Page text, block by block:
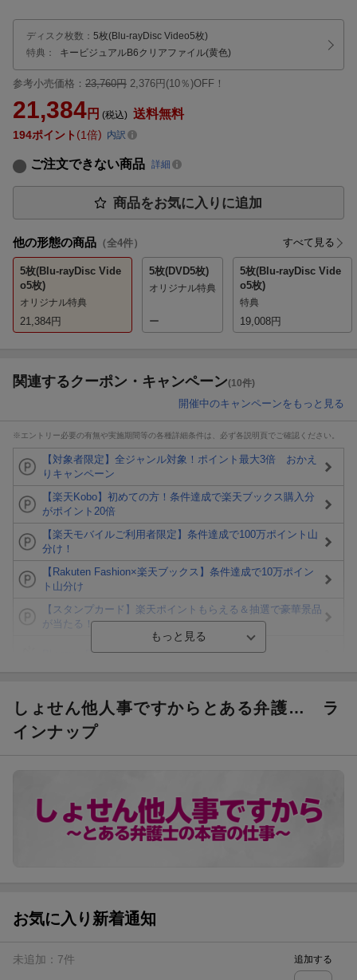
ディスク枚数 ： 5枚(Blu-rayDisc Video5枚)
特典：
キービジュアルB6クリアファイル(黄色)
参考小売価格： 23,760円 2,376円(10％)OFF！
21,384円 (税込) 送料無料
194ポイント 1倍 内訳
ご注文できない商品 詳細
商品をお気に入りに追加
他の形態の商品 （全4件） すべて見る
5枚(Blu-rayDisc Vide
o5枚)
オリジナル特典
21,384円
5枚(DVD5枚)
オリジナル特典
ー
5枚(Blu-rayDisc Vide
o5枚)
特典
19,008円
関連するクーポン・キャンペーン(10件)
開催中のキャンペーンをもっと見る
※エントリー必要の有無や実施期間等の各種詳細条件は、必ず各説明頁でご確認ください。
【対象者限定】全ジャンル対象！ポイント最大3倍 おかえ
りキャンペーン
【楽天Kobo】初めての方！条件達成で楽天ブックス購入分
がポイント20倍
【楽天モバイルご利用者限定】条件達成で100万ポイント山
分け！
【Rakuten Fashion×楽天ブックス】条件達成で10万ポイン
ト山分け
【スタンプカード】楽天ポイントもらえる＆抽選で豪華景品
が当たる！
Blu-ray・DVDセール・お買い得情報
進呈
条件達成で楽天限定・宝塚歌劇 宙組貸切公演ペアチケット
が当たる
【楽天24】日用品の楽天24と楽天ブックス買いまわりでク
ーポン★
しょせん他人事ですからとある弁護…
ラ
インナップ
お気に入り新着通知
未追加： 7件 追加する